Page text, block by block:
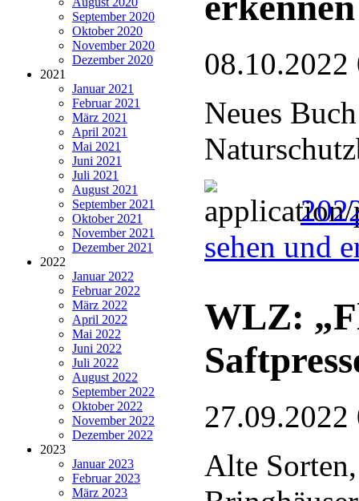
September 2020
Oktober 2020
November 2020
Dezember 2020
2021
Januar 2021
Februar 2021
März 2021
April 2021
Mai 2021
Juni 2021
Juli 2021
August 2021
September 2021
Oktober 2021
November 2021
Dezember 2021
2022
Januar 2022
Februar 2022
März 2022
April 2022
Mai 2022
Juni 2022
Juli 2022
August 2022
September 2022
Oktober 2022
November 2022
Dezember 2022
2023
Januar 2023
Februar 2023
März 2023
08.10.2022
Neues
sehen und
WLZ:
27.09.2022
Alte